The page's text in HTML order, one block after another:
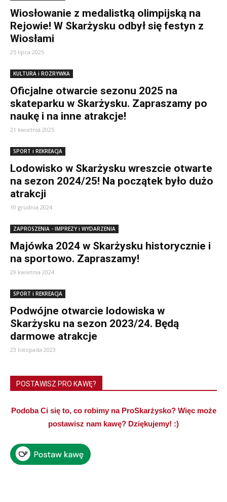
Wiosłowanie z medalistką olimpijską na
Rejowie! W Skarżysku odbył się festyn z
Wiosłami
25 lipca 2025
KULTURA i ROZRYWKA
Oficjalne otwarcie sezonu 2025 na
skateparku w Skarżysku. Zapraszamy po
naukę i na inne atrakcje!
21 kwietnia 2025
SPORT i REKREACJA
Lodowisko w Skarżysku wreszcie otwarte
na sezon 2024/25! Na początek było dużo
atrakcji
10 grudnia 2024
ZAPROSZENIA - IMPREZY i WYDARZENIA
Majówka 2024 w Skarżysku historycznie i
na sportowo. Zapraszamy!
29 kwietnia 2024
SPORT i REKREACJA
Podwójne otwarcie lodowiska w
Skarżysku na sezon 2023/24. Będą
darmowe atrakcje
23 listopada 2023
POSTAWISZ PRO KAWĘ?
Podoba Ci się to, co robimy na ProSkarżysko? Więc może
postawisz nam kawę? Dziękujemy! :)